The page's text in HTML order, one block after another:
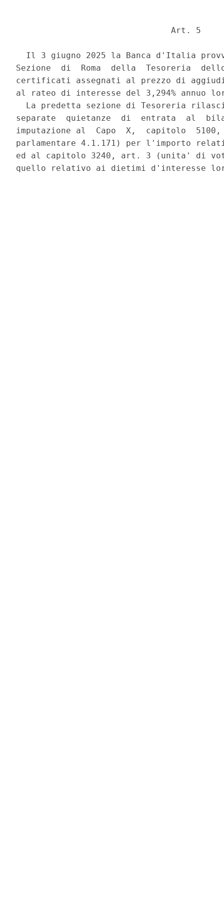
                               Art. 5
Il 3 giugno 2025 la Banca d'Italia
Sezione  di  Roma  della  Tesoreria
certificati assegnati al prezzo di
al rateo di interesse del 3,294% annuo
La predetta sezione di Tesoreria
separate  quietanze  di  entrata  al
imputazione al  Capo  X,  capitolo
parlamentare 4.1.171) per l'importo
ed al capitolo 3240, art. 3 (unita' di